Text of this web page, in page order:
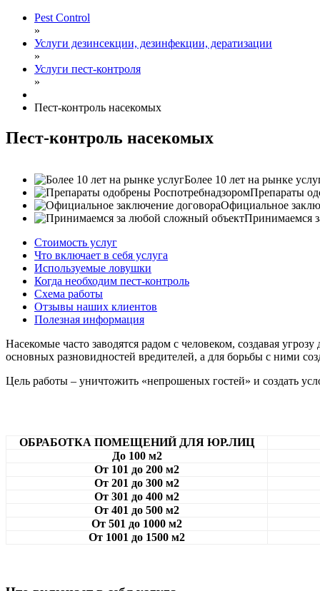
Pest Control
»
Услуги дезинсекции, дезинфекции, дератизации
»
Услуги пест-контроля
»
Пест-контроль насекомых
Пест-контроль насекомых
Более 10 лет на рынке
Препараты
Официальное
Принимаемся
Стоимость услуг
Что включает в себя услуга
Используемые ловушки
Когда необходим пест-контроль
Схема работы
Отзывы наших клиентов
Полезная информация
Насекомые часто заводятся радом с человеком, создавая
основных разновидностей вредителей, а для борьбы с ними
Цель работы – уничтожить «непрошеных гостей» и создать
ОБРАБОТКА ПОМЕЩЕНИЙ ДЛЯ ЮР.ЛИЦ
До 100 м2
От 101 до 200 м2
От 201 до 300 м2
От 301 до 400 м2
От 401 до 500 м2
От 501 до 1000 м2
От 1001 до 1500 м2